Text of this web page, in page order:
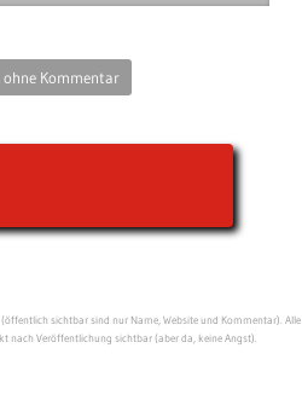
ohne Kommentar
sichtbar sind nur Name, Website und Kommentar). Alle
Veröffentlichung sichtbar (aber da, keine Angst).